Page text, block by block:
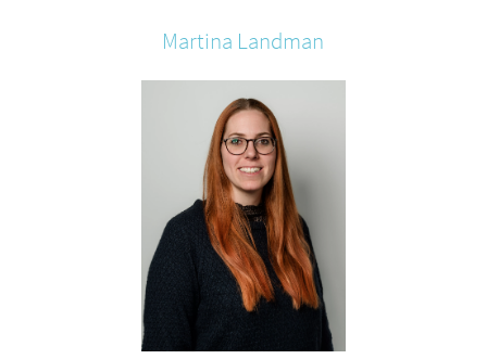
Martina Landman